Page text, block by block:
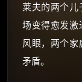
莱夫的两个儿
场变得愈发激
风眼，两个
矛盾。